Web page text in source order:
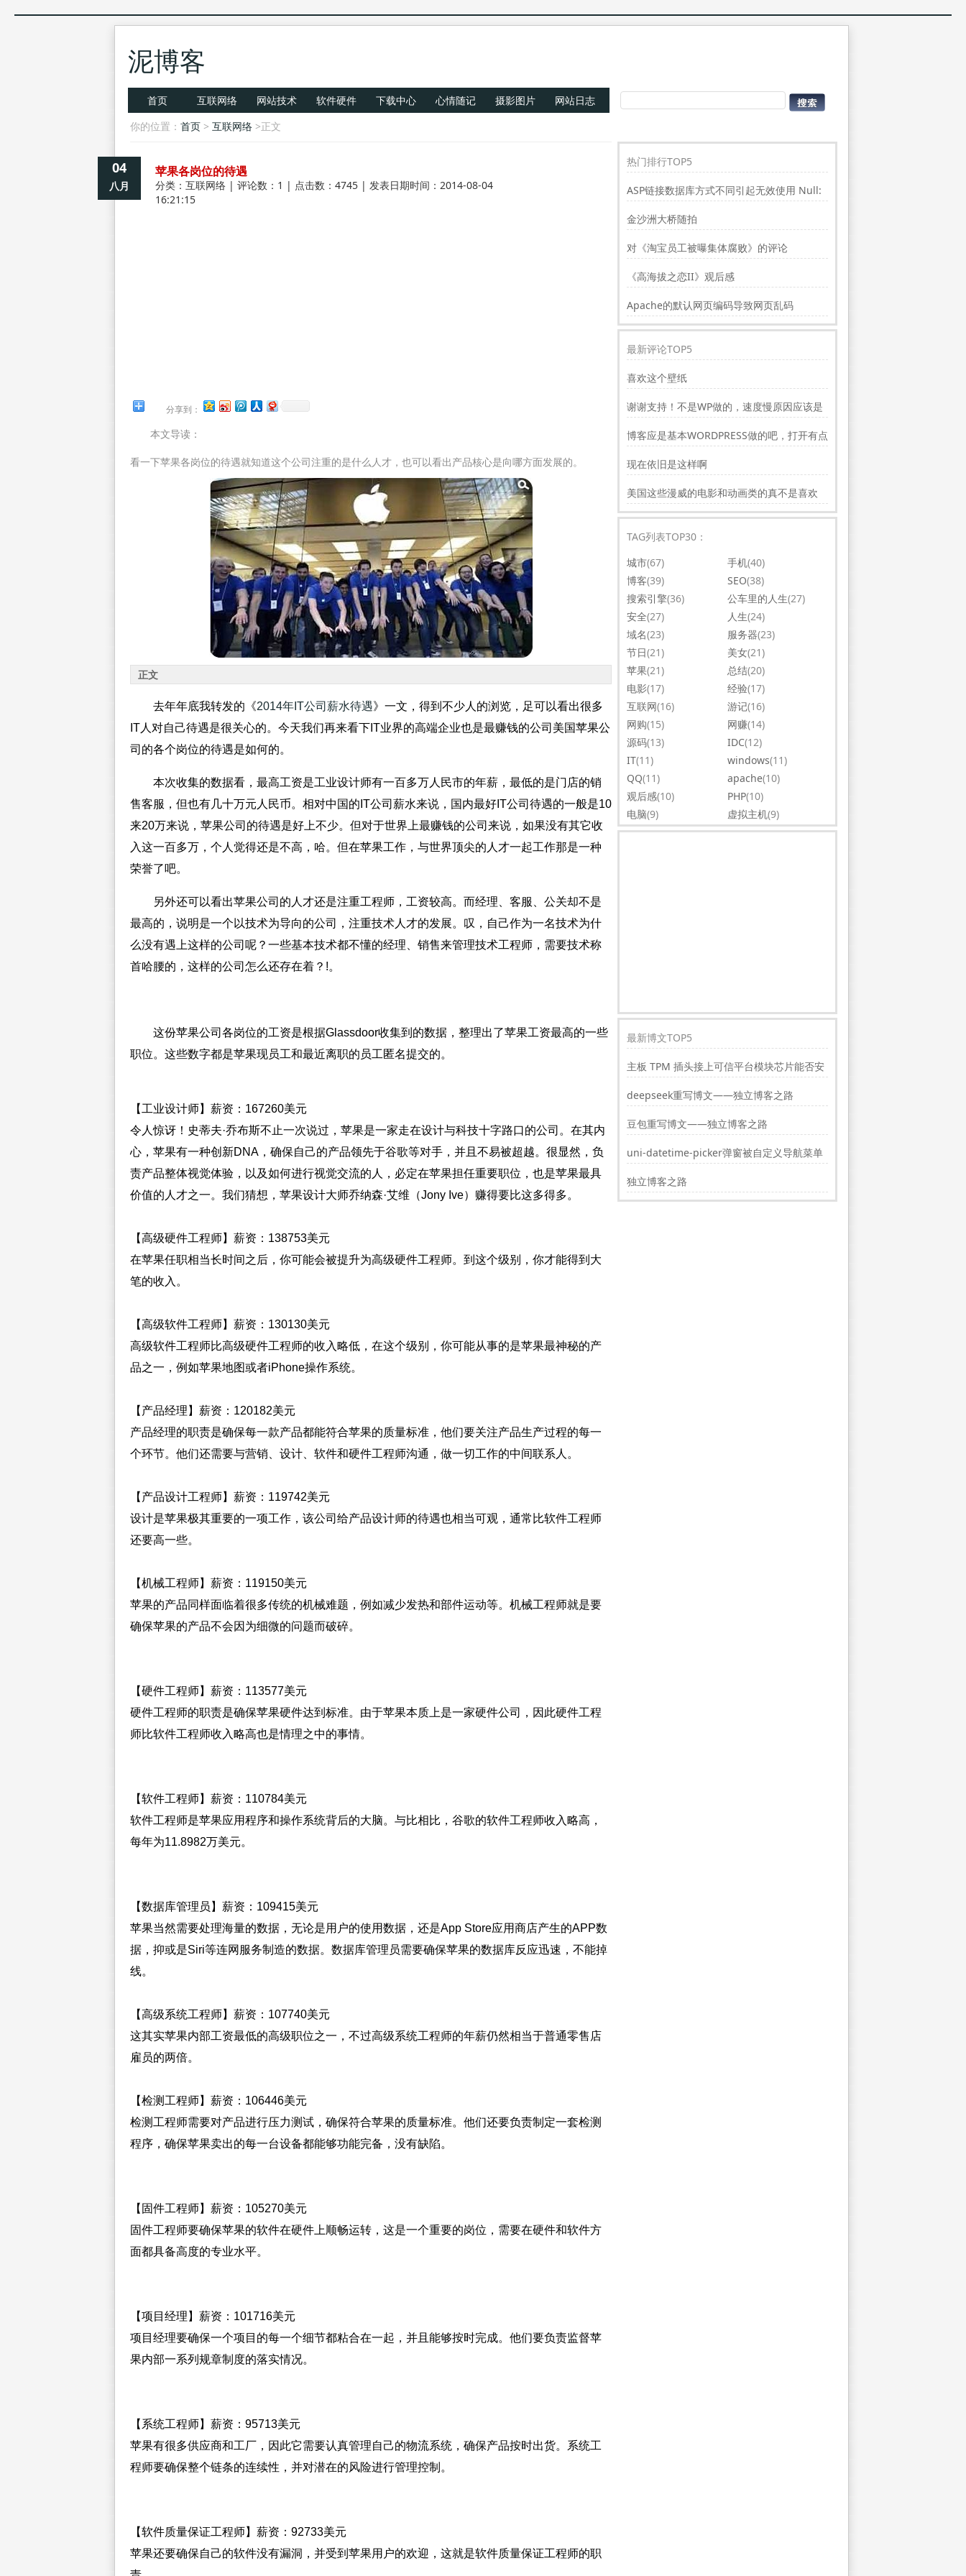
泥博客
首页 互联网络 网站技术 软件硬件 下载中心 心情随记 摄影图片
网站日志
你的位置： 首页> 互联网络>正文
04
八月
苹果各岗位的待遇
分类： 互联网络| 评论数：1 | 点击数：4745 | 发表日期时间：2014-08-04
16:21:15
分享到：
本文导读：
看一下苹果各岗位的待遇就知道这个公司注重的是什么人才，也可以看出产品核心是向哪方面发展的。
正文
去年年底我转发的《2014年IT公司薪水待遇》一文，得到不少人的浏览，足可以看出很多
IT人对自己待遇是很关心的。今天我们再来看下IT业界的高端企业也是最赚钱的公司美国苹果公
司的各个岗位的待遇是如何的。
本次收集的数据看，最高工资是工业设计师有一百多万人民市的年薪，最低的是门店的销
售客服，但也有几十万元人民币。相对中国的IT公司薪水来说，国内最好IT公司待遇的一般是10
来20万来说，苹果公司的待遇是好上不少。但对于世界上最赚钱的公司来说，如果没有其它收
入这一百多万，个人觉得还是不高，哈。但在苹果工作，与世界顶尖的人才一起工作那是一种
荣誉了吧。
另外还可以看出苹果公司的人才还是注重工程师，工资较高。而经理、客服、公关却不是
最高的，说明是一个以技术为导向的公司，注重技术人才的发展。叹，自己作为一名技术为什
么没有遇上这样的公司呢？一些基本技术都不懂的经理、销售来管理技术工程师，需要技术称
首哈腰的，这样的公司怎么还存在着？!。
这份苹果公司各岗位的工资是根据Glassdoor收集到的数据，整理出了苹果工资最高的一些
职位。这些数字都是苹果现员工和最近离职的员工匿名提交的。
【工业设计师】薪资：167260美元
令人惊讶！史蒂夫·乔布斯不止一次说过，苹果是一家走在设计与科技十字路口的公司。在其内
心，苹果有一种创新DNA，确保自己的产品领先于谷歌等对手，并且不易被超越。很显然，负
责产品整体视觉体验，以及如何进行视觉交流的人，必定在苹果担任重要职位，也是苹果最具
价值的人才之一。我们猜想，苹果设计大师乔纳森·艾维（Jony Ive）赚得要比这多得多。
【高级硬件工程师】薪资：138753美元
在苹果任职相当长时间之后，你可能会被提升为高级硬件工程师。到这个级别，你才能得到大
笔的收入。
【高级软件工程师】薪资：130130美元
高级软件工程师比高级硬件工程师的收入略低，在这个级别，你可能从事的是苹果最神秘的产
品之一，例如苹果地图或者iPhone操作系统。
【产品经理】薪资：120182美元
产品经理的职责是确保每一款产品都能符合苹果的质量标准，他们要关注产品生产过程的每一
个环节。他们还需要与营销、设计、软件和硬件工程师沟通，做一切工作的中间联系人。
【产品设计工程师】薪资：119742美元
设计是苹果极其重要的一项工作，该公司给产品设计师的待遇也相当可观，通常比软件工程师
还要高一些。
【机械工程师】薪资：119150美元
苹果的产品同样面临着很多传统的机械难题，例如减少发热和部件运动等。机械工程师就是要
确保苹果的产品不会因为细微的问题而破碎。
【硬件工程师】薪资：113577美元
硬件工程师的职责是确保苹果硬件达到标准。由于苹果本质上是一家硬件公司，因此硬件工程
师比软件工程师收入略高也是情理之中的事情。
【软件工程师】薪资：110784美元
软件工程师是苹果应用程序和操作系统背后的大脑。与比相比，谷歌的软件工程师收入略高，
每年为11.8982万美元。
【数据库管理员】薪资：109415美元
苹果当然需要处理海量的数据，无论是用户的使用数据，还是App Store应用商店产生的APP数
据，抑或是Siri等连网服务制造的数据。数据库管理员需要确保苹果的数据库反应迅速，不能掉
线。
【高级系统工程师】薪资：107740美元
这其实苹果内部工资最低的高级职位之一，不过高级系统工程师的年薪仍然相当于普通零售店
雇员的两倍。
【检测工程师】薪资：106446美元
检测工程师需要对产品进行压力测试，确保符合苹果的质量标准。他们还要负责制定一套检测
程序，确保苹果卖出的每一台设备都能够功能完备，没有缺陷。
【固件工程师】薪资：105270美元
固件工程师要确保苹果的软件在硬件上顺畅运转，这是一个重要的岗位，需要在硬件和软件方
面都具备高度的专业水平。
【项目经理】薪资：101716美元
项目经理要确保一个项目的每一个细节都粘合在一起，并且能够按时完成。他们要负责监督苹
果内部一系列规章制度的落实情况。
【系统工程师】薪资：95713美元
苹果有很多供应商和工厂，因此它需要认真管理自己的物流系统，确保产品按时出货。系统工
程师要确保整个链条的连续性，并对潜在的风险进行管理控制。
【软件质量保证工程师】薪资：92733美元
苹果还要确保自己的软件没有漏洞，并受到苹果用户的欢迎，这就是软件质量保证工程师的职
热门排行TOP5
ASP链接数据库方式不同引起无效使用 Null:
Replace”的问题
金沙洲大桥随拍
对《淘宝员工被曝集体腐败》的评论
《高海拔之恋II》观后感
Apache的默认网页编码导致网页乱码
最新评论TOP5
喜欢这个壁纸
谢谢支持！不是WP做的，速度慢原因应该是
服务器线路问题。
博客应是基本WORDPRESS做的吧，打开有点
慢，可以优化一下。还有网站更新应多一点，
才会吸引更多相关的人去看。纯个人意见，谢
现在依旧是这样啊
美国这些漫威的电影和动画类的真不是喜欢
看，太没意思了
TAG列表TOP30：
城市(67) 手机(40)
博客(39) SEO(38)
搜索引擎(36) 公车里的人生(27)
安全(27) 人生(24)
域名(23) 服务器(23)
节日(21) 美女(21)
苹果(21) 总结(20)
电影(17) 经验(17)
互联网(16) 游记(16)
网购(15) 网赚(14)
源码(13) IDC(12)
IT(11) windows(11)
QQ(11) apache(10)
观后感(10) PHP(10)
电脑(9) 虚拟主机(9)
最新博文TOP5
主板 TPM 插头接上可信平台模块芯片能否安
装windwos11?
deepseek重写博文——独立博客之路
豆包重写博文——独立博客之路
uni-datetime-picker弹窗被自定义导航菜单
遮挡的解决方法
独立博客之路